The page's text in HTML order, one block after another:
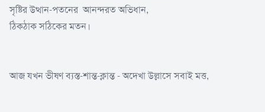
সৃষ্টির উত্থান-পতনের আনন্দরত অভিধান,
ঠিকঠাক সঠিকের মতন।
আজ যখন ভীষণ ব্যস্ত-শান্ত-ক্লান্ত - অদেখা উল্লাসে সবাই মত্ত,